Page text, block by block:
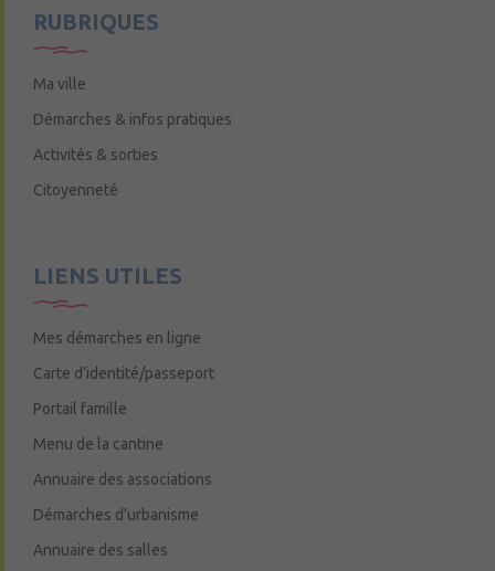
RUBRIQUES
Ma ville
Démarches & infos pratiques
Activités & sorties
Citoyenneté
LIENS UTILES
Mes démarches en ligne
Carte d’identité/passeport
Portail famille
Menu de la cantine
Annuaire des associations
Démarches d’urbanisme
Annuaire des salles